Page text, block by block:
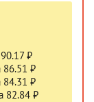
₽
86.51 ₽
84.31 ₽
82.84 ₽